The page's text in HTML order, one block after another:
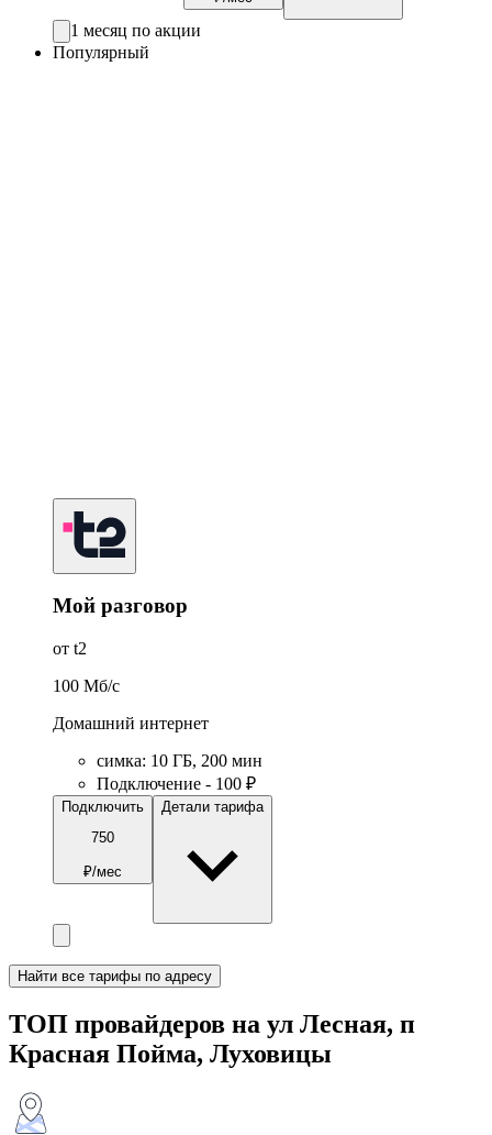
1 месяц по акции
Популярный
Мой разговор
от t2
100 Мб/c
Домашний интернет
симка: 10 ГБ, 200 мин
Подключение - 100 ₽
Подключить
750
₽/мес
Детали тарифа
Найти все тарифы по адресу
ТОП провайдеров на ул Лесная, п
Красная Пойма, Луховицы